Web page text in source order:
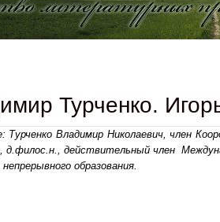
Турченко.
Турченко Владимир Николаевич, член
д.филос.н., действительный член
образования.